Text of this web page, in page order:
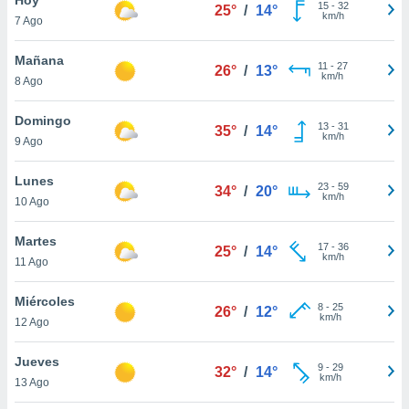
en
más
nuestra
de
cookies
aceptar
7 Ago
25° / 14° 15- 32
km/h
Mañana
8 Ago
26° / 13° 11 - 27
km/h
Domingo
9 Ago
35° / 14° 13- 31
km/h
Lunes
10 Ago
34° / 20° 23- 59
km/h
Martes
11 Ago
25° / 14° 17- 36
km/h
Miércoles
12 Ago
26° / 12° 8- 25
km/h
Jueves
13 Ago
32° / 14° 9- 29
km/h